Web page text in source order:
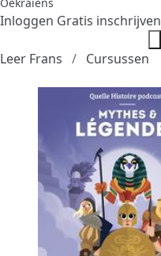
Inloggen Gratis inschrijven
Leer Frans Cursussen